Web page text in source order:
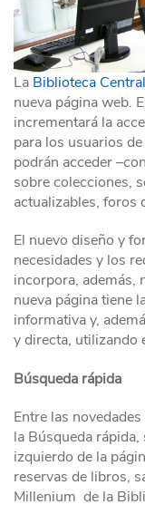
La Biblioteca Central
nueva página web.
incrementará la
para los usuarios
podrán acceder
sobre colecciones,
actualizables, foros
El nuevo diseño y
necesidades y los
incorpora, además,
nueva página tiene
informativa y,
y directa, utilizando
Búsqueda rápida
Entre las
la Búsqueda
izquierdo de la
reservas de libros,
Millenium de la